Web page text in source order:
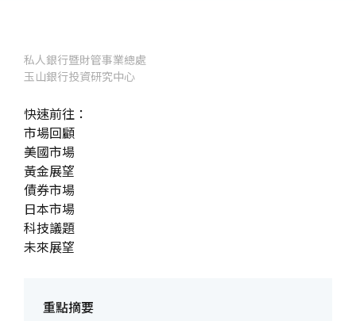
私人銀行暨財管事業總處
玉山銀行投資研究中心
快速前往：
市場回顧
美國市場
黃金展望
債券市場
日本市場
科技議題
未來展望
重點摘要